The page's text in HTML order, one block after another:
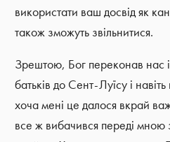
використати ваш досвід як
також зможуть звільнитися.
Зрештою, Бог переконав нас
батьків до Сент-Луїсу і
хоча мені це далося вкрай
все ж вибачився переді мною